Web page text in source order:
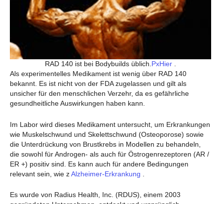
RAD 140 ist bei Bodybuilds üblich.PxHier .
Als experimentelles Medikament ist wenig über RAD 140
bekannt. Es ist nicht von der FDA zugelassen und gilt als
unsicher für den menschlichen Verzehr, da es gefährliche
gesundheitliche Auswirkungen haben kann.
Im Labor wird dieses Medikament untersucht, um Erkrankungen
wie Muskelschwund und Skelettschwund (Osteoporose) sowie
die Unterdrückung von Brustkrebs in Modellen zu behandeln,
die sowohl für Androgen- als auch für Östrogenrezeptoren (AR /
ER +) positiv sind. Es kann auch für andere Bedingungen
relevant sein, wie zAlzheimer-Erkrankung
Es wurde von Radius Health, Inc. (RDUS), einem 2003